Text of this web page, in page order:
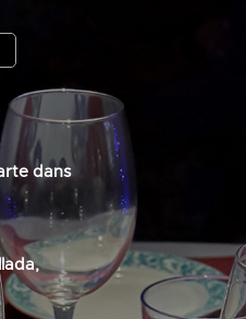
dans